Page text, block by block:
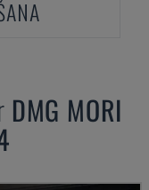
DMG MORI